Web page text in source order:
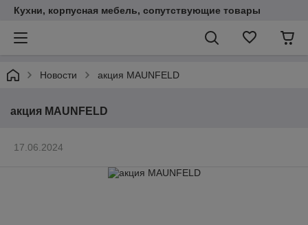
Кухни, корпусная мебель, сопутствующие товары
Новости акция MAUNFELD
акция MAUNFELD
17.06.2024